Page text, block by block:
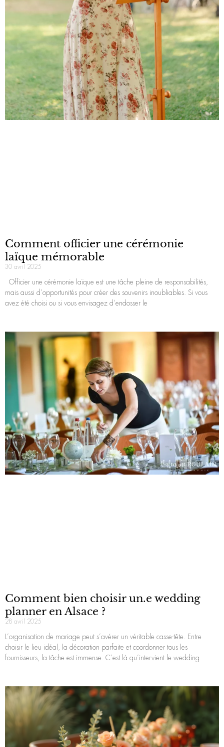
Comment officier une cérémonie
laïque mémorable
30 avril 2025
Officier une cérémonie laïque est une tâche pleine de responsabilités,
mais aussi d’opportunités pour créer des souvenirs inoubliables. Si vous
avez été choisi ou si vous envisagez d’endosser le
Comment bien choisir un.e wedding
planner en Alsace ?
28 avril 2025
L’organisation de mariage peut s’avérer un véritable casse-tête. Entre
choisir le lieu idéal, la décoration parfaite et coordonner tous les
fournisseurs, la tâche est immense. C’est là qu’intervient le wedding